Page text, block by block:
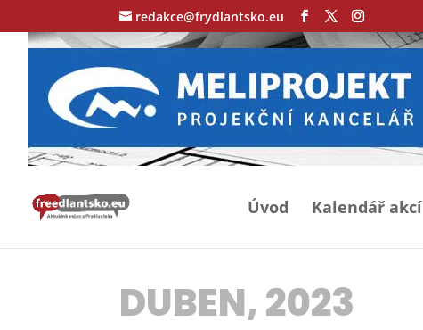
redakce@frydlantsko.eu
Úvod Kalendář akcí
DUBEN, 2023